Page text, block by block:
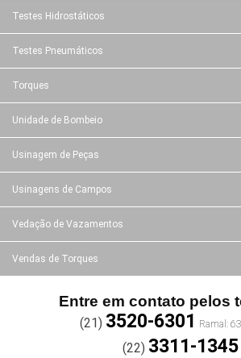
Testes Hidrostáticos
Testes Pneumáticos
Torques
Unidade de Bombeio
Usinagem de Peças
Usinagens de Campos
Vedação de Vazamentos
Vendas de Torques
Entre em contato pelos
(21) 3520-6301
(22) 3311-1345